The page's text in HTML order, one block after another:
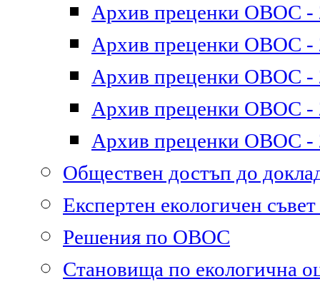
Архив преценки ОВОС -
Архив преценки ОВОС -
Архив преценки ОВОС -
Архив преценки ОВОС -
Архив преценки ОВОС -
Обществен достъп до
Експертен екологичен
Решения по ОВОС
Становища по екологична